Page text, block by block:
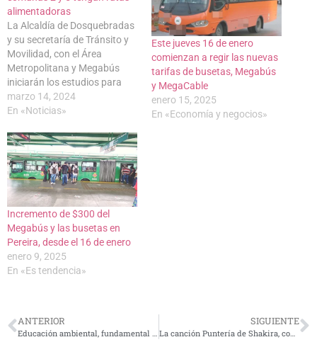
alimentadoras
La Alcaldía de Dosquebradas
y su secretaría de Tránsito y
Movilidad, con el Área
Metropolitana y Megabús
iniciarán los estudios para
que las comunas 2 y 5 de
Dosquebradas, tengan rutas
“Vamos a iniciar los conteos,
los aforos, los ascensos, los
descensos y la ocupación
visual para…
marzo 14, 2024
En «Noticias»
Este jueves 16 de enero
comienzan a regir las nuevas
tarifas de busetas, Megabús
y MegaCable
enero 15, 2025
En «Economía y negocios»
Incremento de $300 del
Megabús y las busetas en
Pereira, desde el 16 de enero
enero 9, 2025
En «Es tendencia»
ANTERIOR SIGUIENTE
La canción Puntería de Shakira, con nueva versión, será el tema oficial de la Copa América